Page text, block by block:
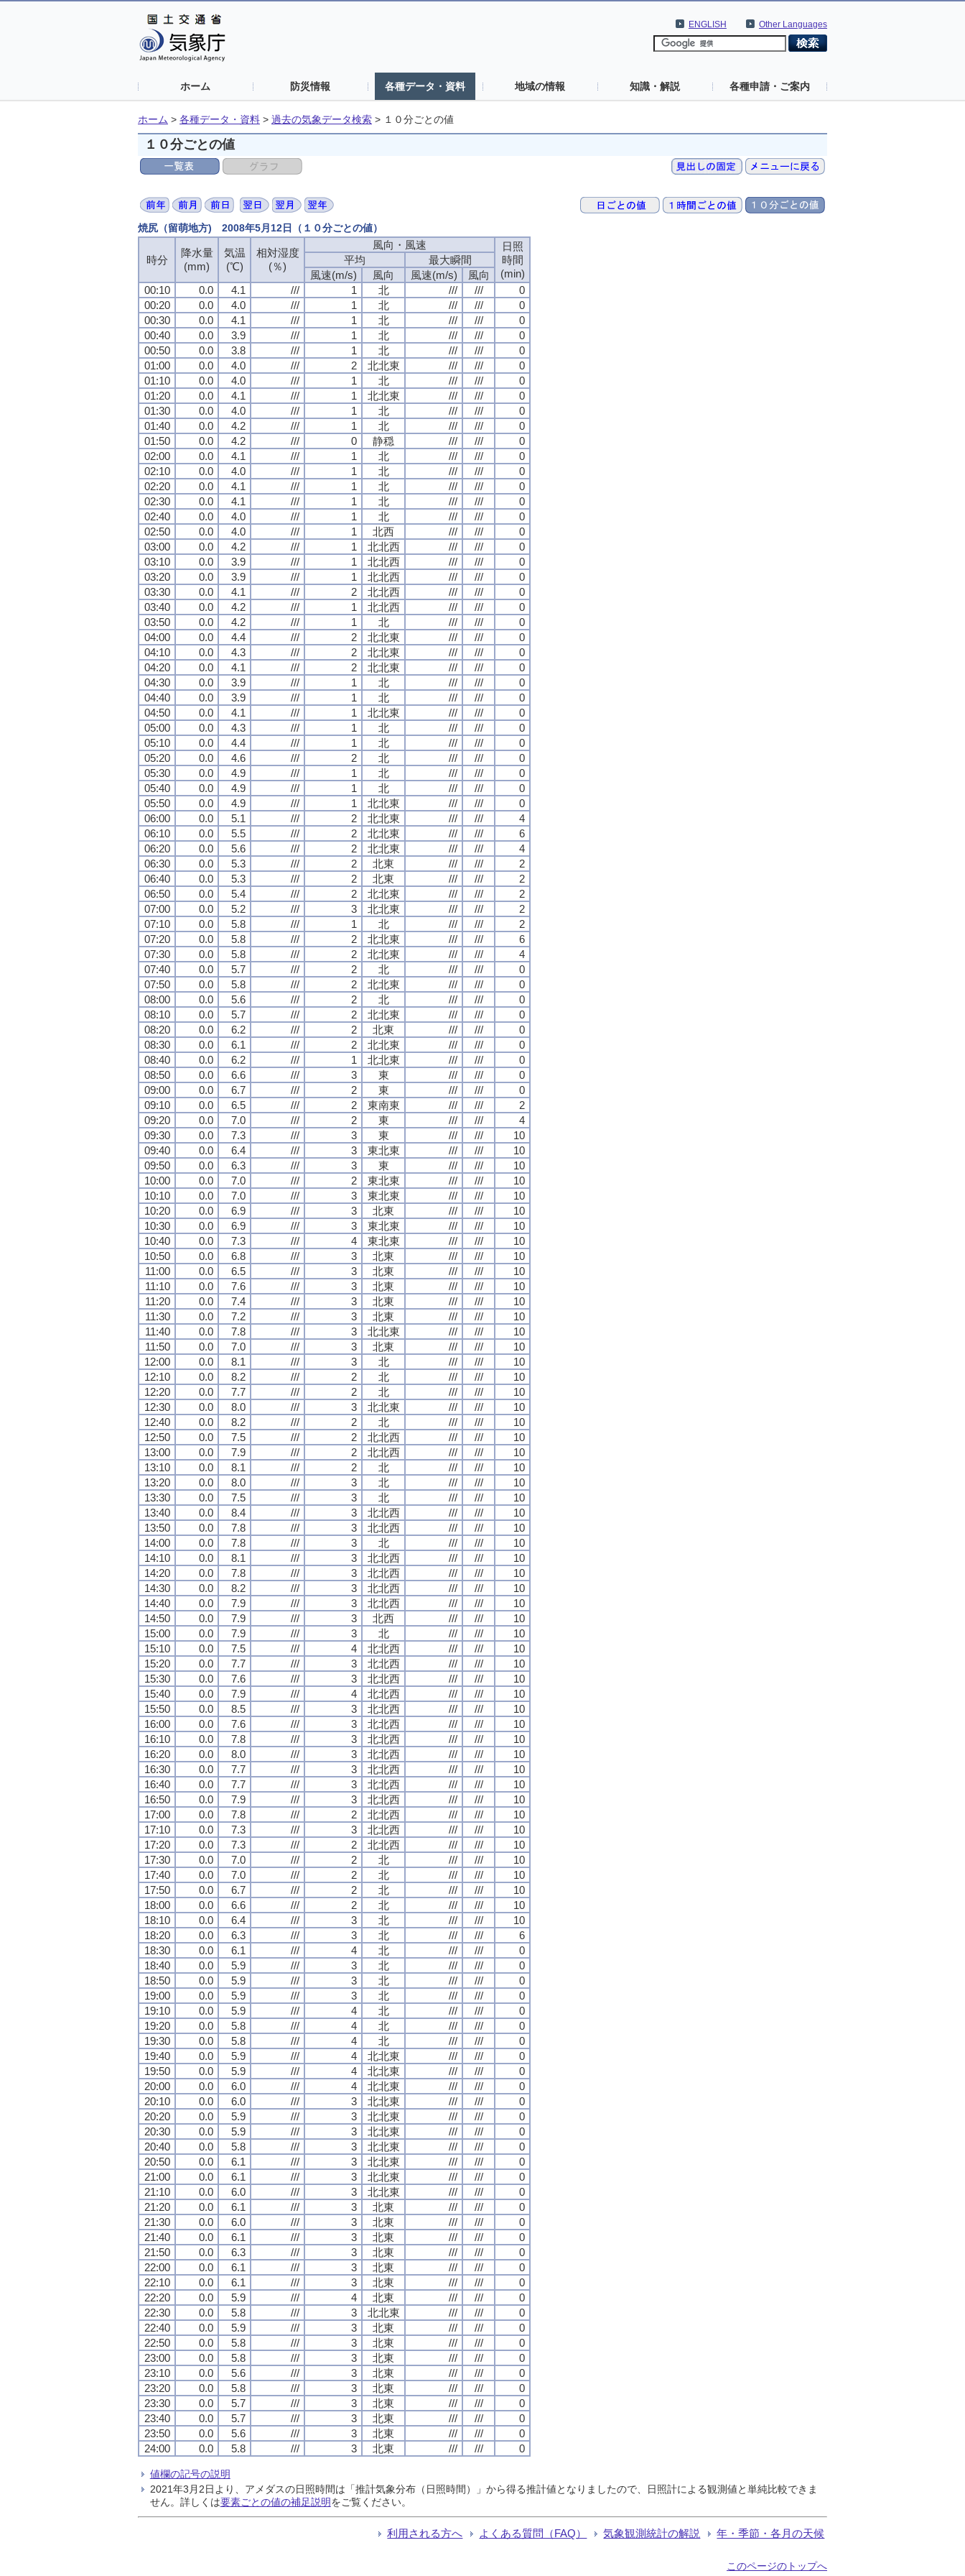
Other Languages
ENGLISH
ホーム 防災情報 各種データ・資料 地域の情報 知識・解説 各種申請・ご案内
ホーム > 各種データ・資料 > 過去の気象データ検索 > １０分ごとの値
１０分ごとの値
焼尻（留萌地方) 2008年5月12日（１０分ごとの値）
時分
降水量
(mm)
気温
(℃)
相対湿度
(％)
風向・風速
日照
時間
(min)
平均
最大瞬間
風速(m/s)
風向 風速(m/s)
風向
00:10
0.0 4.1 /// 1 北 /// ///
0
00:20
0.0 4.0 /// 1 北 /// ///
0
00:30
0.0 4.1 /// 1 北 /// ///
0
00:40
0.0 3.9 /// 1 北 /// ///
0
00:50
0.0 3.8 /// 1 北 /// ///
0
01:00
0.0 4.0 /// 2 北北東 /// ///
0
01:10
0.0 4.0 /// 1 北 /// ///
0
01:20
0.0 4.1 /// 1 北北東 /// ///
0
01:30
0.0 4.0 /// 1 北 /// ///
0
01:40
0.0 4.2 /// 1 北 /// ///
0
01:50
0.0 4.2 /// 0 静穏 /// ///
0
02:00
0.0 4.1 /// 1 北 /// ///
0
02:10
0.0 4.0 /// 1 北 /// ///
0
02:20
0.0 4.1 /// 1 北 /// ///
0
02:30
0.0 4.1 /// 1 北 /// ///
0
02:40
0.0 4.0 /// 1 北 /// ///
0
02:50
0.0 4.0 /// 1 北西 /// ///
0
03:00
0.0 4.2 /// 1 北北西 /// ///
0
03:10
0.0 3.9 /// 1 北北西 /// ///
0
03:20
0.0 3.9 /// 1 北北西 /// ///
0
03:30
0.0 4.1 /// 2 北北西 /// ///
0
03:40
0.0 4.2 /// 1 北北西 /// ///
0
03:50
0.0 4.2 /// 1 北 /// ///
0
04:00
0.0 4.4 /// 2 北北東 /// ///
0
04:10
0.0 4.3 /// 2 北北東 /// ///
0
04:20
0.0 4.1 /// 2 北北東 /// ///
0
04:30
0.0 3.9 /// 1 北 /// ///
0
04:40
0.0 3.9 /// 1 北 /// ///
0
04:50
0.0 4.1 /// 1 北北東 /// ///
0
05:00
0.0 4.3 /// 1 北 /// ///
0
05:10
0.0 4.4 /// 1 北 /// ///
0
05:20
0.0 4.6 /// 2 北 /// ///
0
05:30
0.0 4.9 /// 1 北 /// ///
0
05:40
0.0 4.9 /// 1 北 /// ///
0
05:50
0.0 4.9 /// 1 北北東 /// ///
0
06:00
0.0 5.1 /// 2 北北東 /// ///
4
06:10
0.0 5.5 /// 2 北北東 /// ///
6
06:20
0.0 5.6 /// 2 北北東 /// ///
4
06:30
0.0 5.3 /// 2 北東 /// ///
2
06:40
0.0 5.3 /// 2 北東 /// ///
2
06:50
0.0 5.4 /// 2 北北東 /// ///
2
07:00
0.0 5.2 /// 3 北北東 /// ///
2
07:10
0.0 5.8 /// 1 北 /// ///
2
07:20
0.0 5.8 /// 2 北北東 /// ///
6
07:30
0.0 5.8 /// 2 北北東 /// ///
4
07:40
0.0 5.7 /// 2 北 /// ///
0
07:50
0.0 5.8 /// 2 北北東 /// ///
0
08:00
0.0 5.6 /// 2 北 /// ///
0
08:10
0.0 5.7 /// 2 北北東 /// ///
0
08:20
0.0 6.2 /// 2 北東 /// ///
0
08:30
0.0 6.1 /// 2 北北東 /// ///
0
08:40
0.0 6.2 /// 1 北北東 /// ///
0
08:50
0.0 6.6 /// 3 東 /// ///
0
09:00
0.0 6.7 /// 2 東 /// ///
0
09:10
0.0 6.5 /// 2 東南東 /// ///
2
09:20
0.0 7.0 /// 2 東 /// ///
4
09:30
0.0 7.3 /// 3 東 /// ///
10
09:40
0.0 6.4 /// 3 東北東 /// ///
10
09:50
0.0 6.3 /// 3 東 /// ///
10
10:00
0.0 7.0 /// 2 東北東 /// ///
10
10:10
0.0 7.0 /// 3 東北東 /// ///
10
10:20
0.0 6.9 /// 3 北東 /// ///
10
10:30
0.0 6.9 /// 3 東北東 /// ///
10
10:40
0.0 7.3 /// 4 東北東 /// ///
10
10:50
0.0 6.8 /// 3 北東 /// ///
10
11:00
0.0 6.5 /// 3 北東 /// ///
10
11:10
0.0 7.6 /// 3 北東 /// ///
10
11:20
0.0 7.4 /// 3 北東 /// ///
10
11:30
0.0 7.2 /// 3 北東 /// ///
10
11:40
0.0 7.8 /// 3 北北東 /// ///
10
11:50
0.0 7.0 /// 3 北東 /// ///
10
12:00
0.0 8.1 /// 3 北 /// ///
10
12:10
0.0 8.2 /// 2 北 /// ///
10
12:20
0.0 7.7 /// 2 北 /// ///
10
12:30
0.0 8.0 /// 3 北北東 /// ///
10
12:40
0.0 8.2 /// 2 北 /// ///
10
12:50
0.0 7.5 /// 2 北北西 /// ///
10
13:00
0.0 7.9 /// 2 北北西 /// ///
10
13:10
0.0 8.1 /// 2 北 /// ///
10
13:20
0.0 8.0 /// 3 北 /// ///
10
13:30
0.0 7.5 /// 3 北 /// ///
10
13:40
0.0 8.4 /// 3 北北西 /// ///
10
13:50
0.0 7.8 /// 3 北北西 /// ///
10
14:00
0.0 7.8 /// 3 北 /// ///
10
14:10
0.0 8.1 /// 3 北北西 /// ///
10
14:20
0.0 7.8 /// 3 北北西 /// ///
10
14:30
0.0 8.2 /// 3 北北西 /// ///
10
14:40
0.0 7.9 /// 3 北北西 /// ///
10
14:50
0.0 7.9 /// 3 北西 /// ///
10
15:00
0.0 7.9 /// 3 北 /// ///
10
15:10
0.0 7.5 /// 4 北北西 /// ///
10
15:20
0.0 7.7 /// 3 北北西 /// ///
10
15:30
0.0 7.6 /// 3 北北西 /// ///
10
15:40
0.0 7.9 /// 4 北北西 /// ///
10
15:50
0.0 8.5 /// 3 北北西 /// ///
10
16:00
0.0 7.6 /// 3 北北西 /// ///
10
16:10
0.0 7.8 /// 3 北北西 /// ///
10
16:20
0.0 8.0 /// 3 北北西 /// ///
10
16:30
0.0 7.7 /// 3 北北西 /// ///
10
16:40
0.0 7.7 /// 3 北北西 /// ///
10
16:50
0.0 7.9 /// 3 北北西 /// ///
10
17:00
0.0 7.8 /// 2 北北西 /// ///
10
17:10
0.0 7.3 /// 3 北北西 /// ///
10
17:20
0.0 7.3 /// 2 北北西 /// ///
10
17:30
0.0 7.0 /// 2 北 /// ///
10
17:40
0.0 7.0 /// 2 北 /// ///
10
17:50
0.0 6.7 /// 2 北 /// ///
10
18:00
0.0 6.6 /// 2 北 /// ///
10
18:10
0.0 6.4 /// 3 北 /// ///
10
18:20
0.0 6.3 /// 3 北 /// ///
6
18:30
0.0 6.1 /// 4 北 /// ///
0
18:40
0.0 5.9 /// 3 北 /// ///
0
18:50
0.0 5.9 /// 3 北 /// ///
0
19:00
0.0 5.9 /// 3 北 /// ///
0
19:10
0.0 5.9 /// 4 北 /// ///
0
19:20
0.0 5.8 /// 4 北 /// ///
0
19:30
0.0 5.8 /// 4 北 /// ///
0
19:40
0.0 5.9 /// 4 北北東 /// ///
0
19:50
0.0 5.9 /// 4 北北東 /// ///
0
20:00
0.0 6.0 /// 4 北北東 /// ///
0
20:10
0.0 6.0 /// 3 北北東 /// ///
0
20:20
0.0 5.9 /// 3 北北東 /// ///
0
20:30
0.0 5.9 /// 3 北北東 /// ///
0
20:40
0.0 5.8 /// 3 北北東 /// ///
0
20:50
0.0 6.1 /// 3 北北東 /// ///
0
21:00
0.0 6.1 /// 3 北北東 /// ///
0
21:10
0.0 6.0 /// 3 北北東 /// ///
0
21:20
0.0 6.1 /// 3 北東 /// ///
0
21:30
0.0 6.0 /// 3 北東 /// ///
0
21:40
0.0 6.1 /// 3 北東 /// ///
0
21:50
0.0 6.3 /// 3 北東 /// ///
0
22:00
0.0 6.1 /// 3 北東 /// ///
0
22:10
0.0 6.1 /// 3 北東 /// ///
0
22:20
0.0 5.9 /// 4 北東 /// ///
0
22:30
0.0 5.8 /// 3 北北東 /// ///
0
22:40
0.0 5.9 /// 3 北東 /// ///
0
22:50
0.0 5.8 /// 3 北東 /// ///
0
23:00
0.0 5.8 /// 3 北東 /// ///
0
23:10
0.0 5.6 /// 3 北東 /// ///
0
23:20
0.0 5.8 /// 3 北東 /// ///
0
23:30
0.0 5.7 /// 3 北東 /// ///
0
23:40
0.0 5.7 /// 3 北東 /// ///
0
23:50
0.0 5.6 /// 3 北東 /// ///
0
24:00
0.0 5.8 /// 3 北東 /// /// 0
値欄の記号の説明
2021年3月2日より、アメダスの日照時間は「推計気象分布（日照時間）」から得る推計値となりましたので、日照計による観測値と単純比較できま
せん。詳しくは要素ごとの値の補足説明をご覧ください。
利用される方へ よくある質問（FAQ） 気象観測統計の解説 年・季節・各月の天候
このページのトップへ